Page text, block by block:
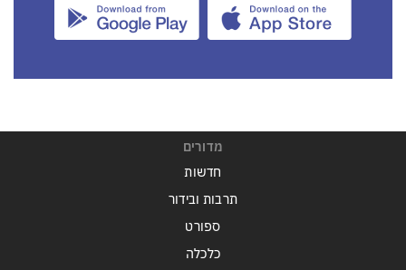
מדורים
חדשות
תרבות ובידור
ספורט
כלכלה